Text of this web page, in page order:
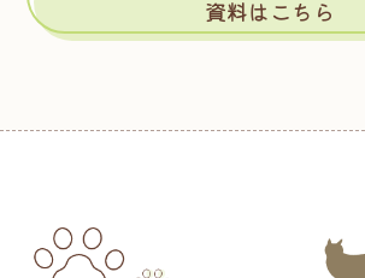
資料はこちら